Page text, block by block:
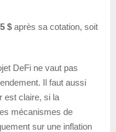
$ après sa cotation, soit
DeFi ne vaut pas
Il faut aussi
est claire, si la
mécanismes de
sur une inflation